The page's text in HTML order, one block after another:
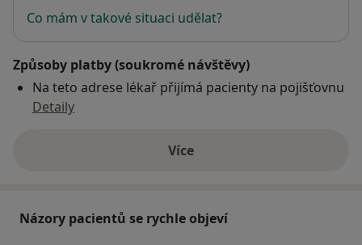
Co mám v takové situaci udělat?
Způsoby platby (soukromé návštěvy)
Na teto adrese lékař přijímá pacienty na pojišťovnu
Detaily
Víceo adrese
Názory pacientů se rychle objeví